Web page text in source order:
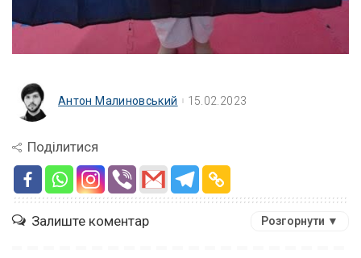
Антон Малиновський 15.02.2023
Поділитися
Залиште коментар Розгорнути ▼